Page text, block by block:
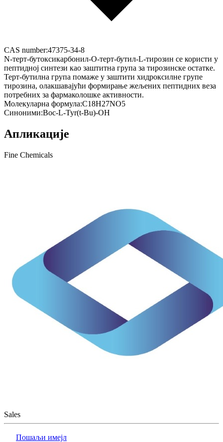
CAS number:47375-34-8
N-терт-бутоксикарбонил-O-терт-бутил-L-тирозин се користи у
пептидној синтези као заштитна група за тирозинске остатке.
Терт-бутилна група помаже у заштити хидроксилне групе
тирозина, олакшавајући формирање жељених пептидних веза
потребних за фармаколошке активности.
Молекуларна формула:C18H27NO5
Синоними:Boc-L-Tyr(t-Bu)-OH
Апликације
Fine Chemicals
Sales
Пошаљи имејл